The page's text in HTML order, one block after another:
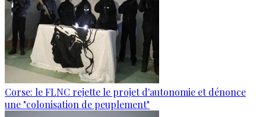
Corse: le FLNC rejette le projet d'autonomie et dénonce
une "colonisation de peuplement"